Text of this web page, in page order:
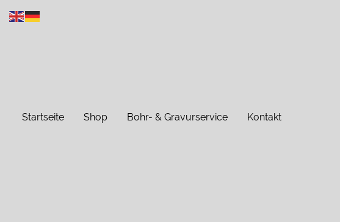
Startseite Shop Bohr- & Gravurservice Kontakt